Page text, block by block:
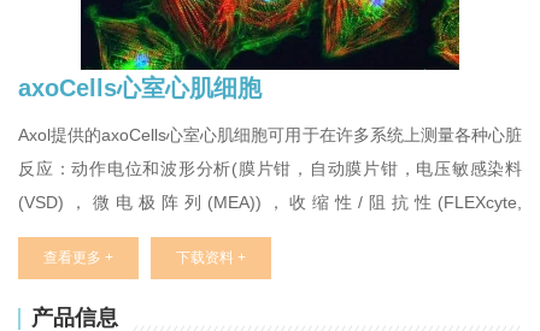
axoCells心室心肌细胞
Axol提供的axoCells心室心肌细胞可用于在许多系统上测量各种心脏
反应：动作电位和波形分析(膜片钳，自动膜片钳，电压敏感染料
(VSD)，微电极阵列(MEA))，收缩性/阻抗性(FLEXcyte,
xCELLigence RTCA)，钙反应(Hamamatsu FDSSµCell, Cell
Optiq)，形态学(免疫细胞化学)和转录组学(RNAseq, qPCR)。它们
也被用于调查disease状态，如感染性心肌病。
查看更多 + 下载资料 +
产品信息